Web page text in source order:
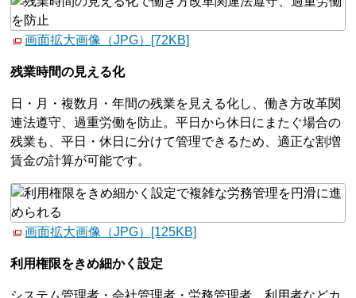
画面拡大画像（JPG）[72KB]
残業時間の見える化
日・月・複数月・年間の残業を見える化し、働き方改革関
連法遵守、過重労働を防止。平日から休日にまたぐ場合の
残業も、平日・休日に分けて管理できるため、適正な割増
賃金の計算が可能です。
画面拡大画像（JPG）[125KB]
利用権限をきめ細かく設定